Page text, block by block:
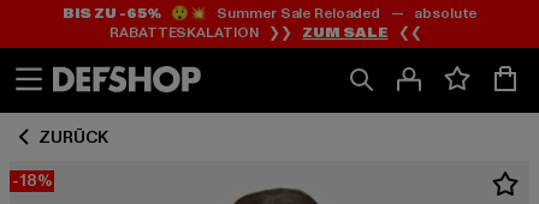
Zum
Inhalt
springen
Zum
Fußzeile
springen
BIS ZU -65%😲💥 Summer Sale Reloaded — absolute
RABATTESKALATION ❯❯ ZUM SALE ❮❮
ZURÜCK
-18%